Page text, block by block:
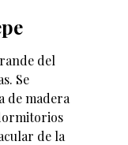
del
Se
de madera
de la